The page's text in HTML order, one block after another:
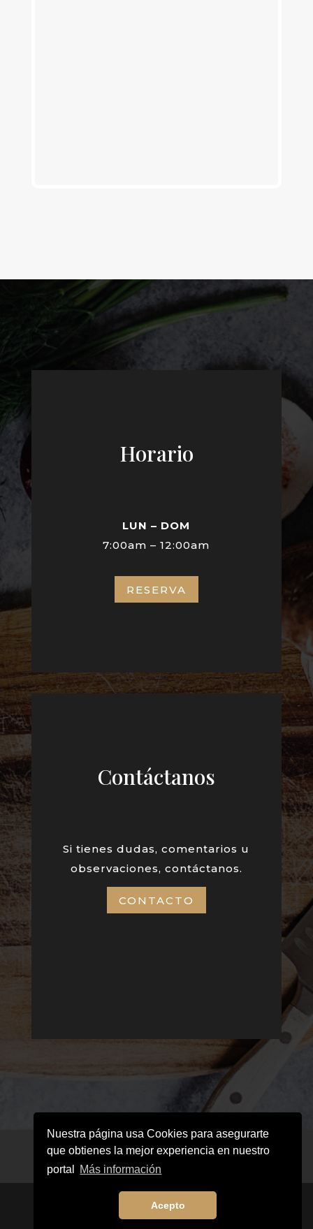
Nuestra página usa Cookies para asegurarte
que obtienes la mejor experiencia en nuestro
portal
Más información
Acepto
Horario
LUN – DOM
7:00am – 12:00am
RESERVA
Contáctanos
Si tienes dudas, comentarios u
observaciones, contáctanos.
CONTACTO
Aviso legal
Política de cookies
Política de privacidad